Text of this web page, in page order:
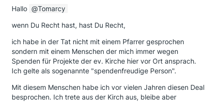
Hallo
Tomarcy
wenn Du Recht hast, hast Du Recht,
ich habe in der Tat nicht mit einem Pfarrer gesprochen
sondern mit einem Menschen der mich immer wegen
Spenden für Projekte der ev. Kirche hier vor Ort ansprach.
Ich gelte als sogenannte "spendenfreudige Person".
Mit diesem Menschen habe ich vor vielen Jahren diesen Deal
besprochen. Ich trete aus der Kirch aus, bleibe aber